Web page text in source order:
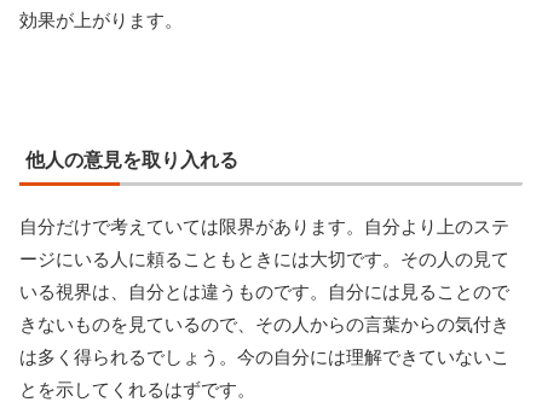
効果が上がります。
他人の意見を取り入れる
自分だけで考えていては限界があります。自分より上のステ
ージにいる人に頼ることもときには大切です。その人の見て
いる視界は、自分とは違うものです。自分には見ることので
きないものを見ているので、その人からの言葉からの気付き
は多く得られるでしょう。今の自分には理解できていないこ
とを示してくれるはずです。